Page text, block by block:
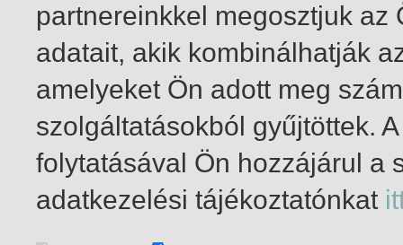
1-2 / insgesamt 2 Treffer
partnereinkkel megosztjuk
adatait, akik kombinálhatják
amelyeket Ön adott meg
szolgáltatásokból gyűjtöttek.
folytatásával Ön hozzájárul a
adatkezelési tájékoztatónkat